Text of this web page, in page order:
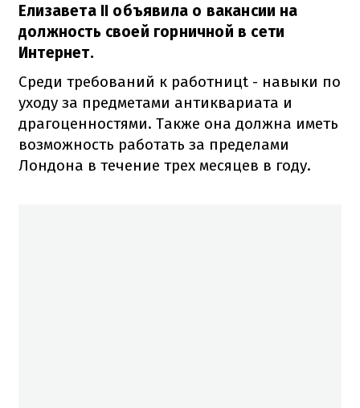
Елизавета II объявила о вакансии на
должность своей горничной в сети
Интернет.
Среди требований к работницt - навыки по
уходу за предметами антиквариата и
драгоценностями. Также она должна иметь
возможность работать за пределами
Лондона в течение трех месяцев в году.